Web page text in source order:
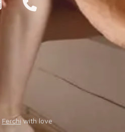
Ferchiwith love